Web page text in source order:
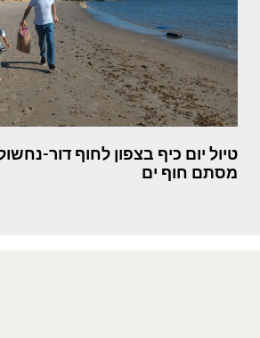
טיול יום כיף בצפון לחוף דור-
מסתם חוף ים